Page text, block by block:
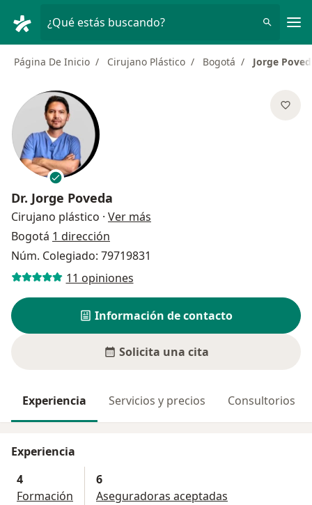
¿Qué estás buscando?
Página De Inicio Cirujano Plástico Bogotá Jorge
Dr. Jorge Poveda
Cirujano plástico · Ver más
Bogotá 1 dirección
Núm. Colegiado: 79719831
11 opiniones
Información de contacto
Solicita una cita
Experiencia Servicios y precios Consultorios
Experiencia
4
Formación
6
Aseguradoras aceptadas